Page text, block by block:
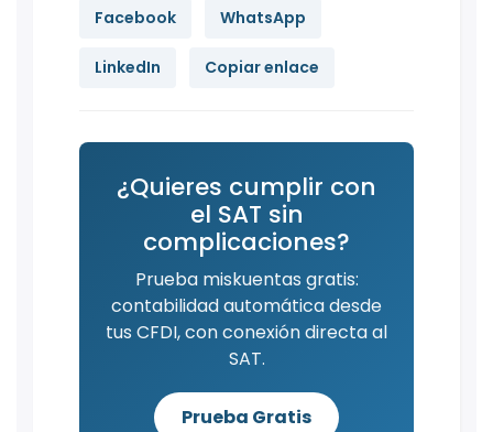
Facebook WhatsApp
LinkedIn Copiar enlace
¿Quieres cumplir con
el SAT sin
complicaciones?
Prueba miskuentas gratis:
contabilidad automática desde
tus CFDI, con conexión directa al
SAT.
Prueba Gratis